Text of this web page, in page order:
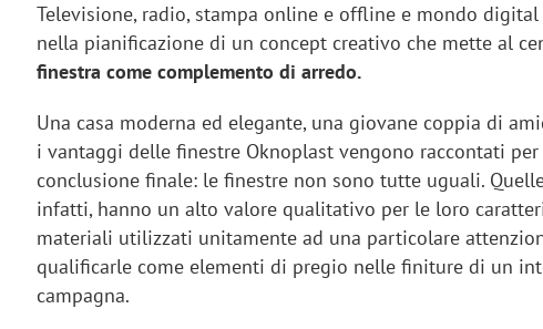
Televisione, radio, stampa online e offline e mondo
nella pianificazione di un concept creativo che mette al
finestra come complemento di arredo.
Una casa moderna ed elegante, una giovane coppia di
i vantaggi delle finestre Oknoplast vengono raccontati
conclusione finale: le finestre non sono tutte uguali.
infatti, hanno un alto valore qualitativo per le loro
materiali utilizzati unitamente ad una particolare
qualificarle come elementi di pregio nelle finiture di un
campagna.